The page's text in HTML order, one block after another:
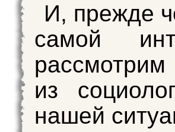
И, прежде
самой
из
нашей